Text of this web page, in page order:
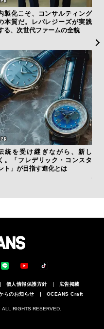
製化こそ、コンサルティング
本質だ。レバレジーズが実践
る、次世代ファームの全貌
統を受け継ぎながら、新し
。「フレデリック・コンスタ
ト」が目指す進化とは
4
個人情報保護方針
広告掲載
らのお知らせ OCEANS Craft
RIGHTS RESERVED.